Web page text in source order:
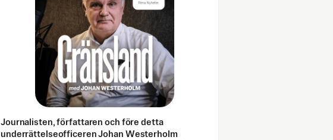
Journalisten, författaren och före detta
underrättelseofficeren Johan Westerholm